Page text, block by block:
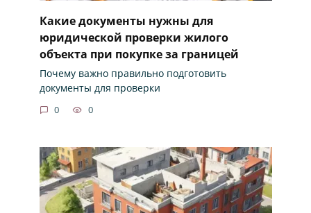
Какие документы нужны для
юридической проверки жилого
объекта при покупке за границей
Почему важно правильно подготовить
документы для проверки
0 0